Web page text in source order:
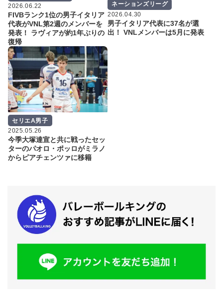
2026.06.22
FIVBランク1位の男子イタリア
代表がVNL第2週のメンバーを
発表！ ラヴィアが約1年ぶりの
復帰
ネーションズリーグ
2026.04.30
男子イタリア代表に37名が選
出！ VNLメンバーは5月に発表
セリエA男子
2025.05.26
今季大塚達宣と共に戦ったセッ
ターのパオロ・ポッロがミラノ
からピアチェンツァに移籍